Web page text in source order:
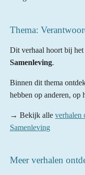
Thema:
Dit verhaal hoort bij het
Samenleving.
Binnen dit thema
hebben op anderen, op
→ Bekijk alle verhalen
Samenleving
Meer verhalen